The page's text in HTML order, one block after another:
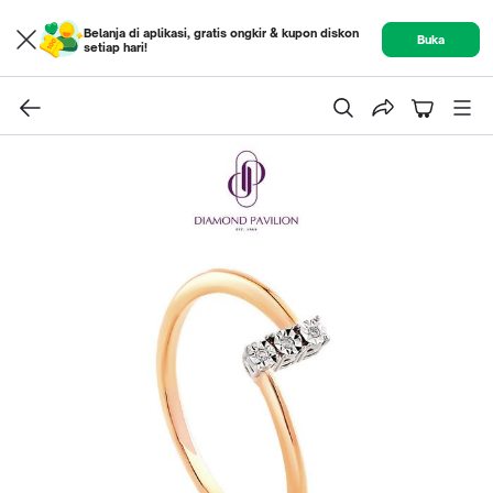
Belanja di aplikasi, gratis ongkir & kupon diskon
setiap hari!
Buka